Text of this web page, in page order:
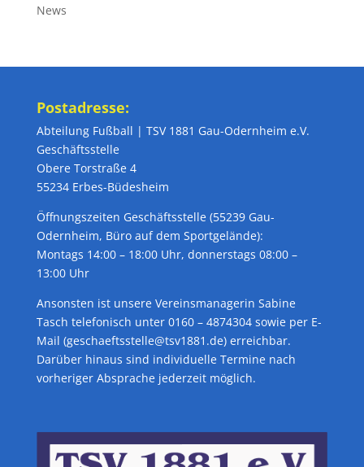
News
Postadresse:
Abteilung Fußball | TSV 1881 Gau-Odernheim e.V.
Geschäftsstelle
Obere Torstraße 4
55234 Erbes-Büdesheim
Öffnungszeiten Geschäftsstelle (55239 Gau-
Odernheim, Büro auf dem Sportgelände):
Montags 14:00 – 18:00 Uhr, donnerstags 08:00 –
13:00 Uhr
Ansonsten ist unsere Vereinsmanagerin Sabine
Tasch telefonisch unter 0160 – 4874304 sowie per E-
Mail (geschaeftsstelle@tsv1881.de) erreichbar.
Darüber hinaus sind individuelle Termine nach
vorheriger Absprache jederzeit möglich.